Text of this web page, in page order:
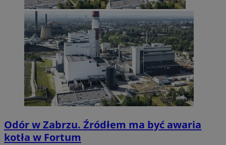
Odór w Zabrzu. Źródłem ma być awaria
kotła w Fortum